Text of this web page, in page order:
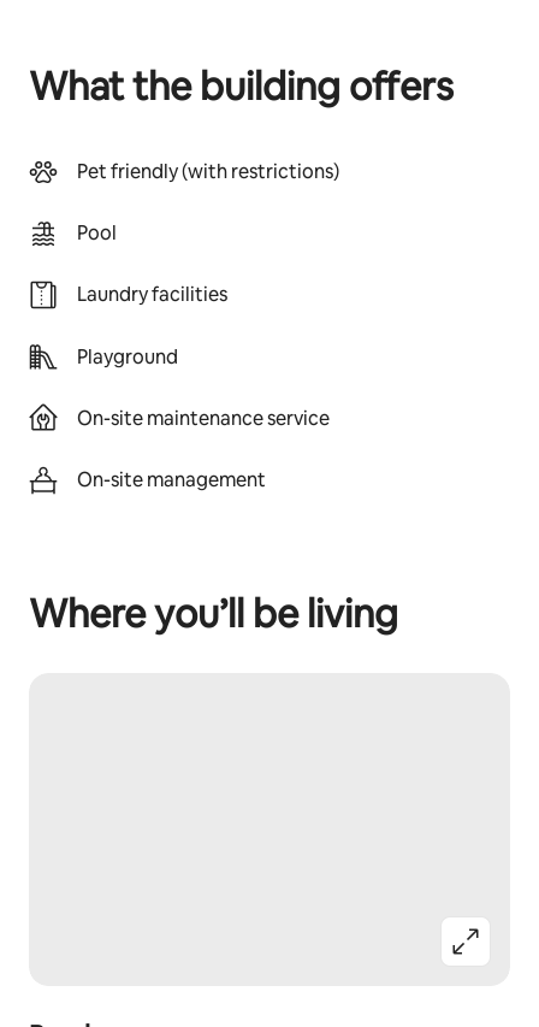
What the building offers
Pet friendly (with restrictions)
Pool
Laundry facilities
Playground
On-site maintenance service
On-site management
Where you’ll be living